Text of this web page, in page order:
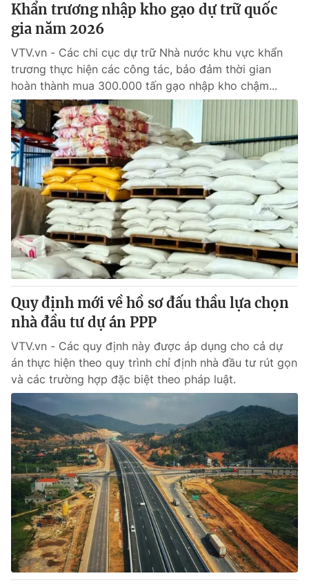
Góc doanh nghiệp
Truyền hình
Phim VTV
Hậu trường
Nhân vật
Khán giả
Giải sao mai
Giải trí
Điện ảnh
Âm nhạc
Sao
Đời sống
Du lịch
Làm đẹp
Chất lượng cuộc sống
Giáo dục
Tuyển sinh
Học trực tuyến
Công nghệ
Hitech Công nghệ tương lai
Sản phẩm
Thị trường
Tư vấn
Giao lưu trực tuyến
Lịch phát sóng
Chuyên mục khác
Emagazine Podcast
Photo Infographic
Video Shorts video
VTV Money VTV Thể thao
VTV Sức khoẻ Bất động sản
Thị trường 24h Tấm lòng Việt
VTV4 Vươn mình bằng AI
Khẩn trương nhập kho gạo dự trữ quốc
gia năm 2026
VTV.vn - Các chi cục dự trữ Nhà nước khu vực khẩn
trương thực hiện các công tác, bảo đảm thời gian
hoàn thành mua 300.000 tấn gạo nhập kho chậm...
Quy định mới về hồ sơ đấu thầu lựa chọn
nhà đầu tư dự án PPP
VTV.vn - Các quy định này được áp dụng cho cả dự
án thực hiện theo quy trình chỉ định nhà đầu tư rút gọn
và các trường hợp đặc biệt theo pháp luật.